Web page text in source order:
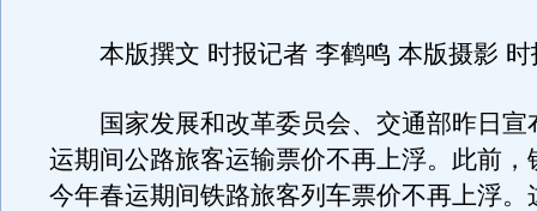
本版撰文 时报记者 李鹤鸣 本版摄影 时
国家发展和改革委员会、交通部昨日宣
运期间公路旅客运输票价不再上浮。此前，
今年春运期间铁路旅客列车票价不再上浮。